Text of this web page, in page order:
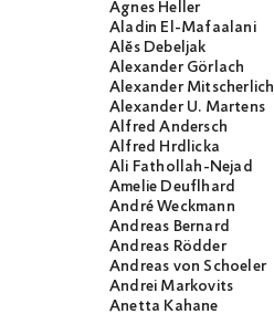
Agnes Heller
Aladin El-Mafaalani
Alĕs Debeljak
Alexander Görlach
Alexander Mitscherlich
Alexander U. Martens
Alfred Andersch
Alfred Hrdlicka
Ali Fathollah-Nejad
Amelie Deuflhard
André Weckmann
Andreas Bernard
Andreas Rödder
Andreas von Schoeler
Andrei Markovits
Anetta Kahane